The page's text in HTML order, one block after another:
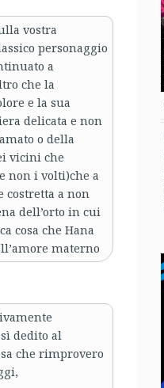
vostra
personaggio
a
che la
e la sua
delicata e non
o della
vicini che
non i volti)che a
costretta a non
dell’orto in cui
cosa che Hana
materno
dedito al
che rimprovero